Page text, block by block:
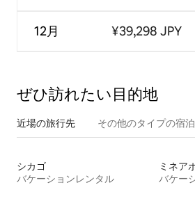
12月 ¥39,298 JPY
ぜひ訪⁠れ⁠た⁠い目⁠的⁠地
近場の旅行先 その他のタ⁠イ⁠プ⁠の宿⁠
シカゴ
バケーションレンタル
ミネア
バケー